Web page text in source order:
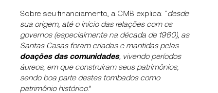
Sobre seu financiamento, a CMB explica: “desde
sua origem, até o início das relações com os
governos (especialmente na década de 1960), as
Santas Casas foram criadas e mantidas pelas
doações das comunidades, vivendo períodos
áureos, em que construíram seus patrimônios,
sendo boa parte destes tombados como
patrimônio histórico.”